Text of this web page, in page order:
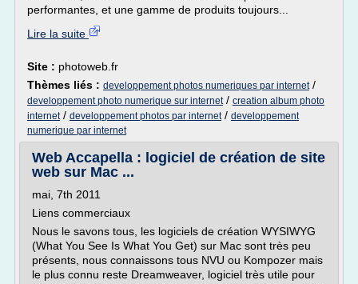
performantes, et une gamme de produits toujours...
Lire la suite
Site : photoweb.fr
Thèmes liés : developpement photos numeriques par internet/
developpement photo numerique sur internet/ creation album photo
internet/ developpement photos par internet/ developpement
numerique par internet
Web Accapella : logiciel de création de site
web sur Mac ...
mai, 7th 2011
Liens commerciaux
Nous le savons tous, les logiciels de création WYSIWYG
(What You See Is What You Get) sur Mac sont très peu
présents, nous connaissons tous NVU ou Kompozer mais
le plus connu reste Dreamweaver, logiciel très utile pour